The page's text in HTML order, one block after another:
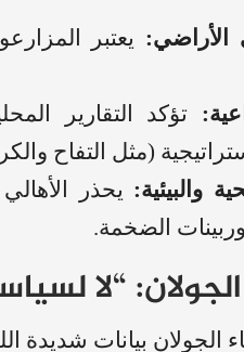
الأراضي: يعتبر
تؤكد التقارير
(مثل التفاح
والبيئية: يحذر
الضخمة.
“لا
بيانات شديدة